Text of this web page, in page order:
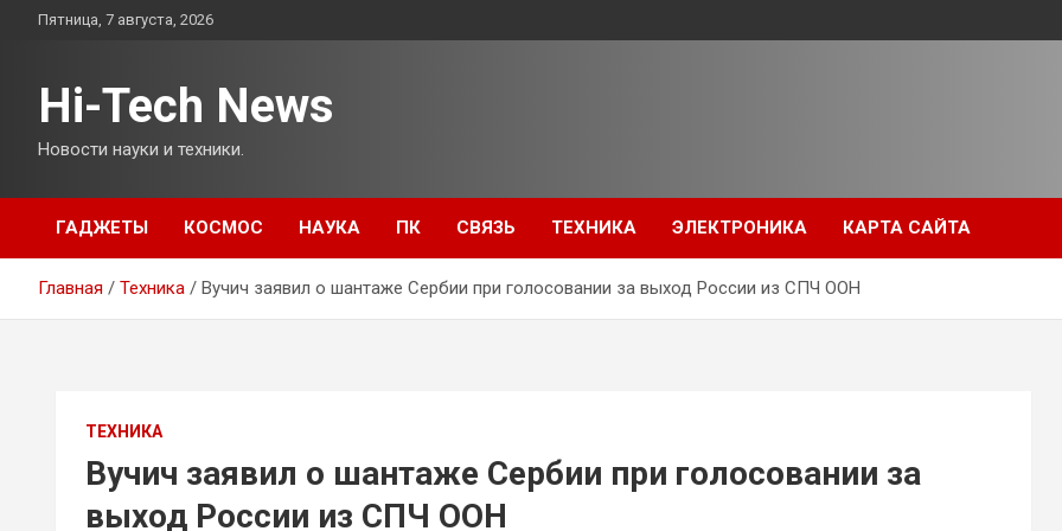
ПерейтиПятница, 7 августа, 2026
Hi-Tech News
Новости науки и техники.
ГАДЖЕТЫ КОСМОС НАУКА ПК СВЯЗЬ ТЕХНИКА ЭЛЕКТРОНИКА КАРТА САЙТА
Главная Техника Вучич заявил о шантаже Сербии при голосовании за выход России из СПЧ ООН
ТЕХНИКА
Вучич заявил о шантаже Сербии при голосовании за
выход России из СПЧ ООН